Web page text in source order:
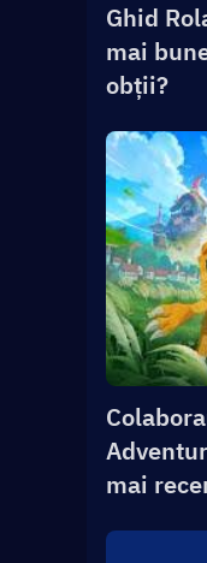
Ghid
mai
obții?
mai